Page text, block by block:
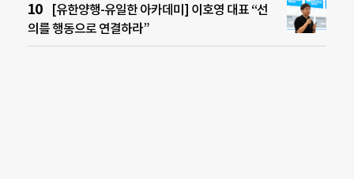
[유한양행-유일한 아카데미] 이호영 대표 “선
의를 행동으로 연결하라”